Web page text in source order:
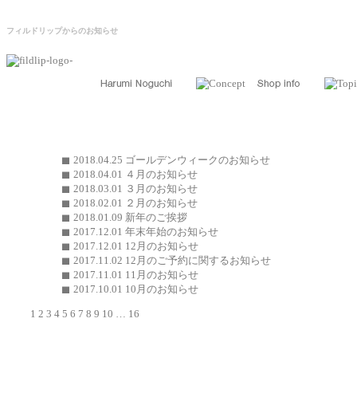
フィルドリップからのお知らせ
2018.04.25 ゴールデンウィークのお知らせ
2018.04.01 ４月のお知らせ
2018.03.01 ３月のお知らせ
2018.02.01 ２月のお知らせ
2018.01.09 新年のご挨拶
2017.12.01 年末年始のお知らせ
2017.12.01 12月のお知らせ
2017.11.02 12月のご予約に関するお知らせ
2017.11.01 11月のお知らせ
2017.10.01 10月のお知らせ
1 2 3 4 5 6 7 8 9 10 16